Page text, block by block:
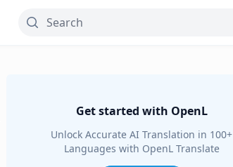
Get started with OpenL
Unlock Accurate AI Translation in 100+
Languages with OpenL Translate